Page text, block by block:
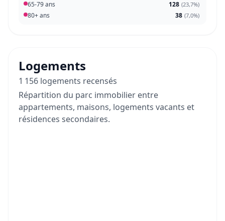
65-79 ans 128 (23,7%)
80+ ans 38 (7,0%)
Logements
1 156 logements recensés
Répartition du parc immobilier entre
appartements, maisons, logements vacants et
résidences secondaires.